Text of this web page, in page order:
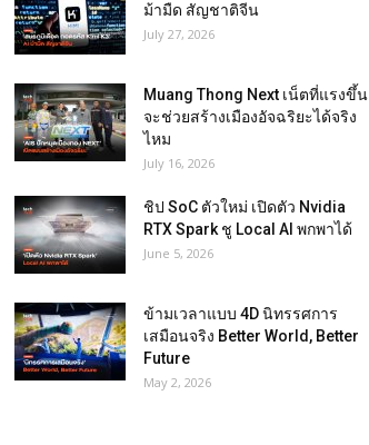
ม้ามืด สัญชาติจีน
July 27, 2026
Muang Thong Next เน็ตที่แรงขึ้น
จะช่วยสร้างเมืองอัจฉริยะได้จริง
ไหม
July 16, 2026
ชิป SoC ตัวใหม่ เปิดตัว Nvidia
RTX Spark ชู Local AI พกพาได้
June 5, 2026
ข้ามเวลาแบบ 4D นิทรรศการ
เสมือนจริง Better World, Better
Future
May 2, 2026